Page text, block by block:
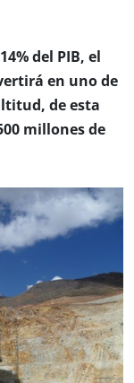
del PIB, el
en uno de
de esta
millones de